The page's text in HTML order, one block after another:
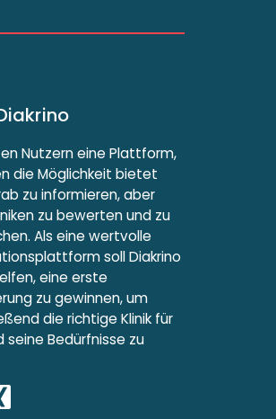
Nutzern eine Plattform,
die Möglichkeit bietet
zu informieren, aber
zu bewerten und zu
Als eine wertvolle
soll Diakrino
eine erste
zu gewinnen, um
die richtige Klinik für
seine Bedürfnisse zu